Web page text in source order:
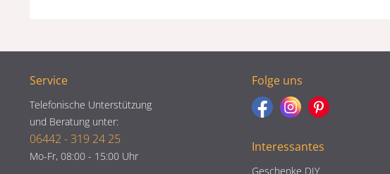
Service
Telefonische Unterstützung
und Beratung unter:
06442 - 319 24 25
Mo-Fr, 08:00 - 15:00 Uhr
Folge uns
Interessantes
Geschenke DIY